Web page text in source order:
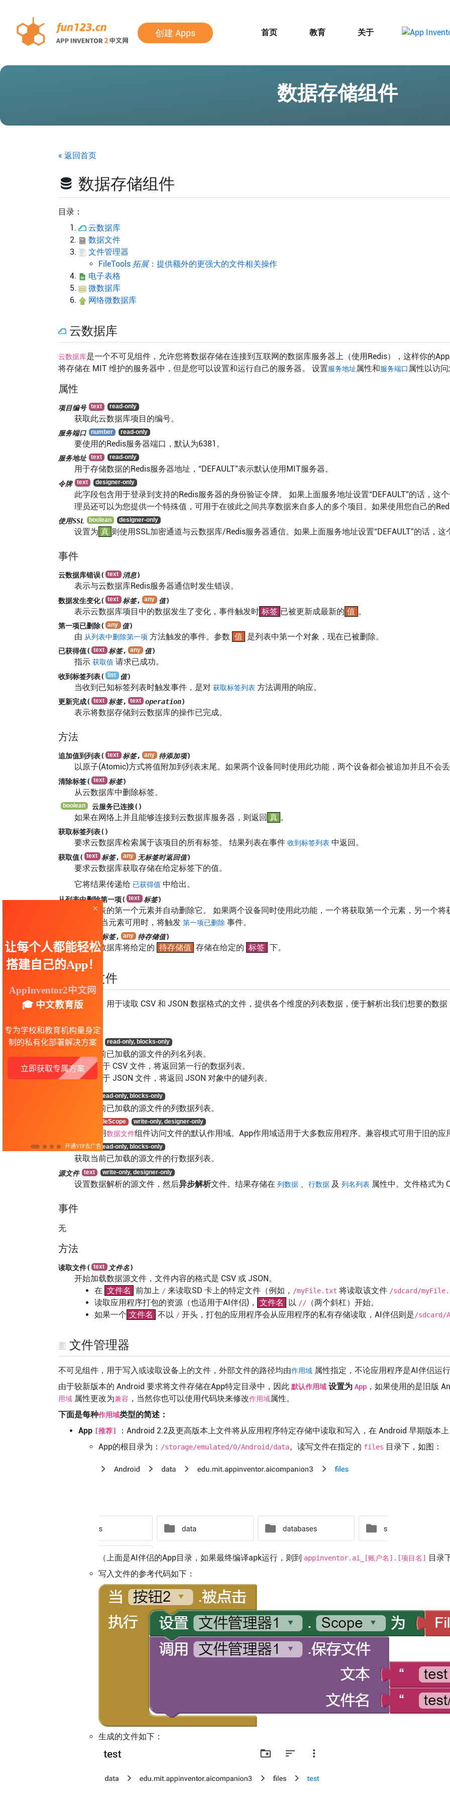
创建 Apps 首页 教育 关于
数据存储组件
« 返回首页
数据存储组件
目录：
云数据库
数据文件
文件管理器
FileTools 拓展：提供额外的更强大的文件相关操作
电子表格
微数据库
网络微数据库
云数据库
云数据库是一个不可见组件，允许您将数据存储在连接到互联网的数据库服务器上（使用Redis），这样你的
将存储在 MIT 维护的服务器中，但是您可以设置和运行自己的服务器。 设置服务地址属性和服务端口 属性以访问
属性
项目编号
获取此云数据库项目的编号。
服务端口
要使用的Redis服务器端口，默认为6381。
服务地址
用于存储数据的Redis服务器地址，“DEFAULT”表示默认使用MIT服务器。
令牌
此字段包含用于登录到支持的Redis服务器的身份验证令牌。 如果上面服务地址设置“DEFAULT”的话，这
理员还可以为您提供一个特殊值，可用于在彼此之间共享数据来自多人的多个项目。如果使用您自己的
使用SSL
设置为 真 则使用SSL加密通道与云数据库/Redis服务器通信。如果上面服务地址设置“DEFAULT”的话，这
事件
云数据库错误( 消息)
表示与云数据库Redis服务器通信时发生错误。
数据发生变化( 标签, 值)
表示云数据库项目中的数据发生了变化，事件触发时 标签 已被更新成最新的 值 。
第一项已删除( 值)
由 从列表中删除第一项 方法触发的事件。参数 值 是列表中第一个对象，现在已被删除。
已获得值( 标签, 值)
指示 获取值 请求已成功。
收到标签列表( 值)
当收到已知标签列表时触发事件，是对 获取标签列表方法调用的响应。
更新完成( 标签, operation)
表示将数据存储到云数据库的操作已完成。
方法
追加值到列表( 标签, 待添加项)
以原子(Atomic)方式将值附加到列表末尾。如果两个设备同时使用此功能，两个设备都会被追加并且不会丢
清除标签( 标签)
从云数据库中删除标签。
云服务已连接()
如果在网络上并且能够连接到云数据库服务器，则返回 真 。
获取标签列表()
要求云数据库检索属于该项目的所有标签。 结果列表在事件 收到标签列表中返回。
获取值( 标签, 无标签时返回值)
要求云数据库获取存储在给定标签下的值。
它将结果传递给 已获得值 中给出。
从列表中删除第一项( 标签)
获取列表的第一个元素并自动删除它。 如果两个设备同时使用此功能，一个将获取第一个元素，另一个
错误。 当元素可用时，将触发 第一项已删除 事件。
标签, 待存储值)
要求云数据库将给定的 待存储值 存储在给定的 标签 下。
数据文件
不可见组件，用于读取 CSV 和 JSON 数据格式的文件，提供各个维度的列表数据，便于解析出我们想要的数据
属性
列名列表
获取当前已加载的源文件的列名列表。
对于 CSV 文件，将返回第一行的数据列表。
对于 JSON 文件，将返回 JSON 对象中的键列表。
获取当前已加载的源文件的列数据列表。
指定使用数据文件组件访问文件的默认作用域。App作用域适用于大多数应用程序。兼容模式可用于旧的应
行数据
获取当前已加载的源文件的行数据列表。
源文件
设置数据解析的源文件，然后异步解析文件。结果存储在 列数据、 行数据及 列名列表属性中。文件格式为
事件
无
方法
读取文件( 文件名)
开始加载数据源文件，文件内容的格式是 CSV 或 JSON。
在 文件名 前加上 / 来读取SD 卡上的特定文件（例如， /myFile.txt 将读取该文件 /sdcard/
读取应用程序打包的资源（也适用于AI伴侣)，
文件名 以 //
（两个斜杠）开始。
如果一个 文件名 不以 / 开头，打包的应用程序会从应用程序的私有存储读取，AI伴侣则是/sdcard/
文件管理器
不可见组件，用于写入或读取设备上的文件，外部文件的路径均由作用域属性指定，不论应用程序是AI伴侣运
由于较新版本的 Android 要求将文件存储在App特定目录中，因此 默认作用域设置为 App，如果使用的是旧版
用域属性更改为兼容 ，当然你也可以使用代码块来修改作用域属性。
下面是每种作用域类型的简述：
App [推荐]
：Android 2.2及更高版本上文件将从应用程序特定存储中读取和写入，在 Android 早期版本上
App的根目录为： /storage/emulated/0/Android/data。读写文件在指定的 files 目录下，如图：
（上面是AI伴侣的App目录，如果最终编译apk运行，则到 appinventor.ai_[账户名].[项目名]
目录
写入文件的参考代码如下：
生成的文件如下：